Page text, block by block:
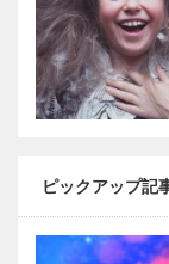
ピックアップ記